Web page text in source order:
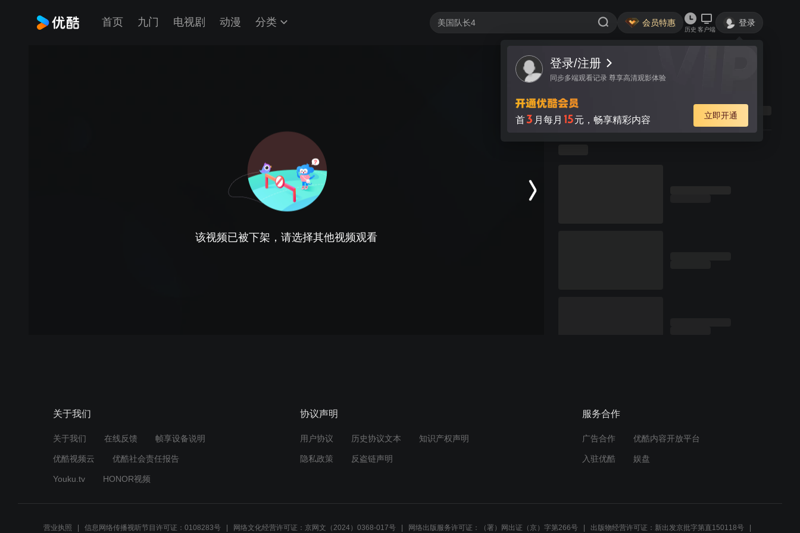
首页 九门 电视剧 动漫 分类 会员特惠
历史 客户端
登录
登录/注册
同步多端观看记录 尊享高清观影体验
首3 月每月 15元，畅享精彩内容 立即开通
该视频已被下架，请选择其他视频观看
关于我们
关于我们 在线反馈 帧享设备说明
优酷视频云 优酷社会责任报告
Youku.tv HONOR视频
协议声明
用户协议 历史协议文本 知识产权声明
隐私政策 反盗链声明
服务合作
广告合作 优酷内容开放平台
入驻优酷 娱盘
营业执照 信息网络传播视听节目许可证：0108283号 网络文化经营许可证：京网文（2024）0368-017号 网络出版服务许可证：（署）网出证（京）字第266号 出版物经营许可证：新出发京批字第直150118号